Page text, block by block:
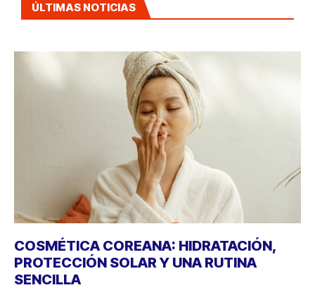
ÚLTIMAS NOTICIAS
COSMÉTICA COREANA: HIDRATACIÓN,
PROTECCIÓN SOLAR Y UNA RUTINA
SENCILLA